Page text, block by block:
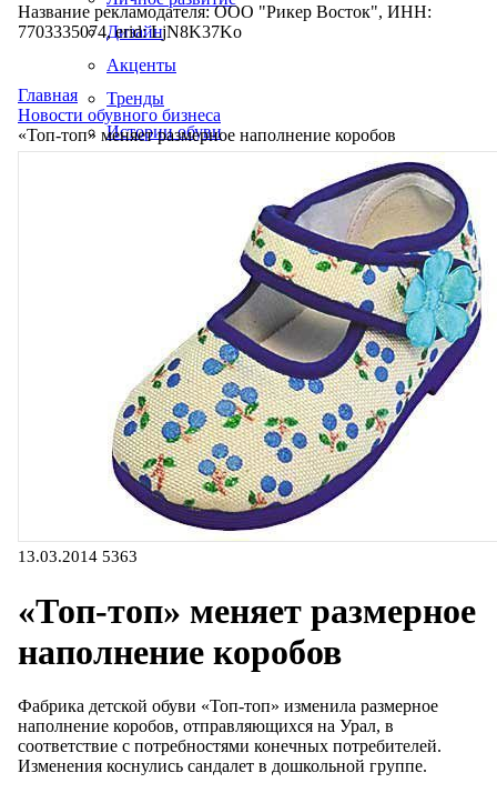
Дизайн
Акценты
Тренды
Истории обуви
Название рекламодателя: ООО "Рикер Восток", ИНН:
7703335074, erid: LjN8K37Ko
Главная
Новости обувного бизнеса
«Топ-топ» меняет размерное наполнение коробов
13.03.2014 5363
«Топ-топ» меняет размерное
наполнение коробов
Фабрика детской обуви «Топ-топ» изменила размерное
наполнение коробов, отправляющихся на Урал, в
соответствие с потребностями конечных потребителей.
Изменения коснулись сандалет в дошкольной группе.